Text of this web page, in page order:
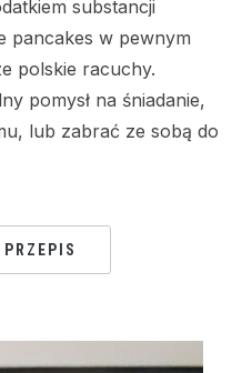
substancji
pancakes w pewnym
polskie racuchy.
pomysł na śniadanie,
lub zabrać ze sobą do